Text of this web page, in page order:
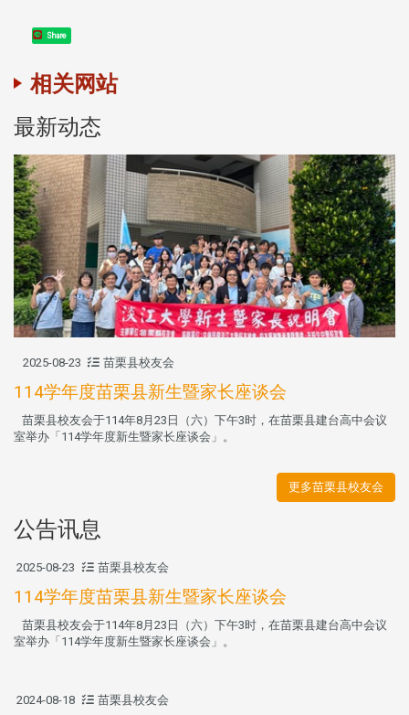
Share
相关网站
最新动态
2025-08-23 苗栗县校友会
114学年度苗栗县新生暨家长座谈会
苗栗县校友会于114年8月23日（六）下午3时，在苗栗县建台高中会议
室举办「114学年度新生暨家长座谈会」。
更多苗栗县校友会
公告讯息
2025-08-23 苗栗县校友会
114学年度苗栗县新生暨家长座谈会
苗栗县校友会于114年8月23日（六）下午3时，在苗栗县建台高中会议
室举办「114学年度新生暨家长座谈会」。
2024-08-18 苗栗县校友会